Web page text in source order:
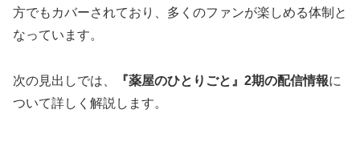
方でもカバーされており、多くのファンが楽しめる体制と
なっています。
次の見出しでは、 『薬屋のひとりごと』2期の配信情報に
ついて詳しく解説します。